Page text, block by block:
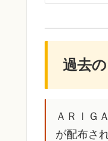
過去
ＡＲＩＧ
が配布さ